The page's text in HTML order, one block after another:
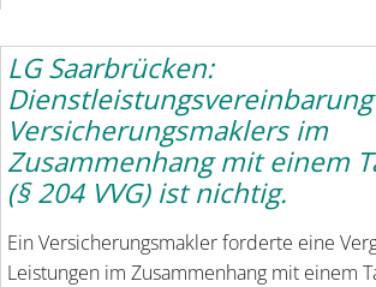
LG Saarbrücken:
Versicherungsmaklers im
Zusammenhang mit einem
(§ 204 VVG) ist nichtig.
Ein Versicherungsmakler forderte eine
Leistungen im Zusammenhang mit einem